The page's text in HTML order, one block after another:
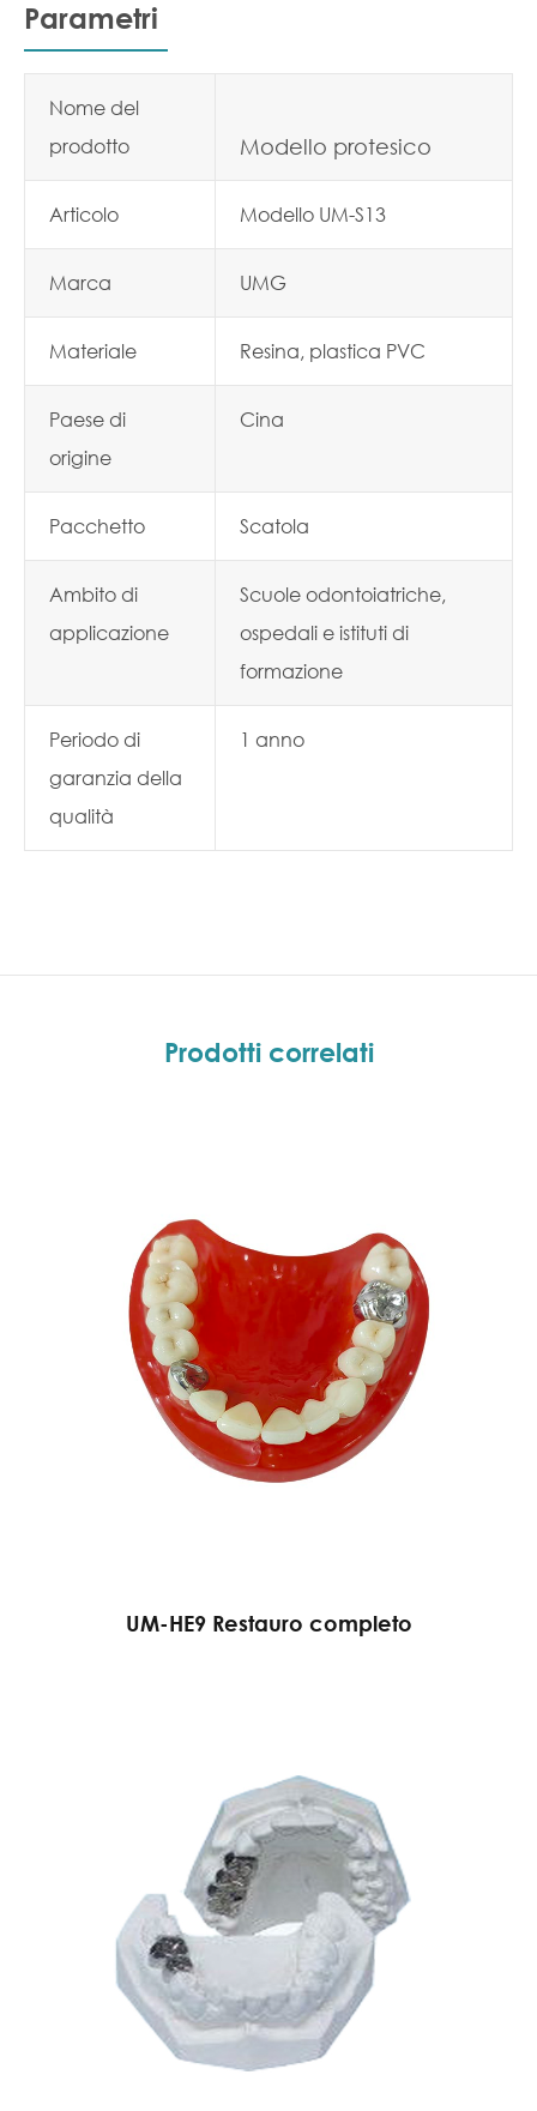
Parametri
Nome del
prodotto
Modello protesico
Articolo Modello UM-S13
Marca UMG
Materiale Resina, plastica PVC
Paese di
origine
Cina
Pacchetto Scatola
Ambito di
applicazione
Scuole odontoiatriche,
ospedali e istituti di
formazione
Periodo di
garanzia della
qualità
1 anno
Prodotti correlati
UM-HE9 Restauro completo